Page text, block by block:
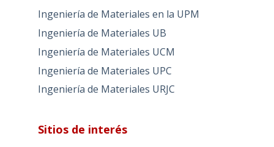
Ingeniería de Materiales en la UPM
Ingeniería de Materiales UB
Ingeniería de Materiales UCM
Ingeniería de Materiales UPC
Ingeniería de Materiales URJC
Sitios de interés